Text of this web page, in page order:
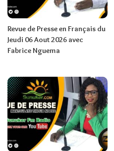
Revue de Presse en Français du
Jeudi 06 Aout 2026 avec
Fabrice Nguema